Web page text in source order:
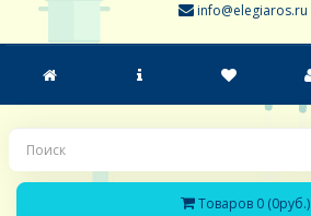
info@elegiaros.ru
Товаров 0 (0руб.)